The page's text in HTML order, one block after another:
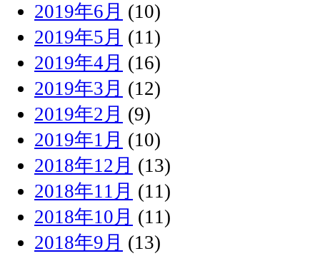
2019年6月 (10)
2019年5月 (11)
2019年4月 (16)
2019年3月 (12)
2019年2月 (9)
2019年1月 (10)
2018年12月 (13)
2018年11月 (11)
2018年10月 (11)
2018年9月 (13)